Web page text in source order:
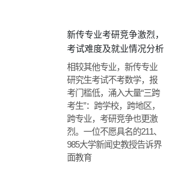
新传专业考研竞争激烈，
考试难度及就业情况分析
相较其他专业，新传专业
研究生考试不考数学，报
考门槛低，涌入大量“三跨
考生”：跨学校，跨地区，
跨专业，考研竞争也更激
烈。一位不愿具名的211、
985大学新闻史教授告诉界
面教育